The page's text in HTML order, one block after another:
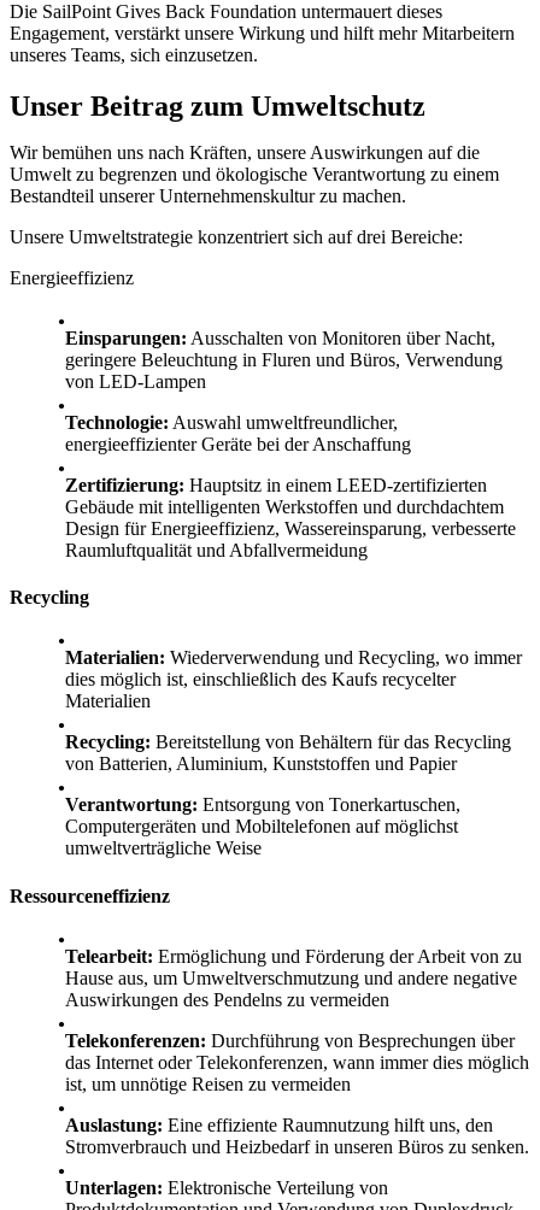
Die SailPoint Gives Back Foundation untermauert dieses
Engagement, verstärkt unsere Wirkung und hilft mehr Mitarbeitern
unseres Teams, sich einzusetzen.
Unser Beitrag zum Umweltschutz
Wir bemühen uns nach Kräften, unsere Auswirkungen auf die
Umwelt zu begrenzen und ökologische Verantwortung zu einem
Bestandteil unserer Unternehmenskultur zu machen.
Unsere Umweltstrategie konzentriert sich auf drei Bereiche:
Energieeffizienz
Einsparungen: Ausschalten von Monitoren über Nacht,
geringere Beleuchtung in Fluren und Büros, Verwendung
von LED-Lampen
Technologie: Auswahl umweltfreundlicher,
energieeffizienter Geräte bei der Anschaffung
Zertifizierung: Hauptsitz in einem LEED-zertifizierten
Gebäude mit intelligenten Werkstoffen und durchdachtem
Design für Energieeffizienz, Wassereinsparung, verbesserte
Raumluftqualität und Abfallvermeidung
Recycling
Materialien: Wiederverwendung und Recycling, wo immer
dies möglich ist, einschließlich des Kaufs recycelter
Materialien
Recycling: Bereitstellung von Behältern für das Recycling
von Batterien, Aluminium, Kunststoffen und Papier
Verantwortung: Entsorgung von Tonerkartuschen,
Computergeräten und Mobiltelefonen auf möglichst
umweltverträgliche Weise
Ressourceneffizienz
Telearbeit: Ermöglichung und Förderung der Arbeit von zu
Hause aus, um Umweltverschmutzung und andere negative
Auswirkungen des Pendelns zu vermeiden
Telekonferenzen: Durchführung von Besprechungen über
das Internet oder Telekonferenzen, wann immer dies möglich
ist, um unnötige Reisen zu vermeiden
Auslastung: Eine effiziente Raumnutzung hilft uns, den
Stromverbrauch und Heizbedarf in unseren Büros zu senken.
Unterlagen: Elektronische Verteilung von